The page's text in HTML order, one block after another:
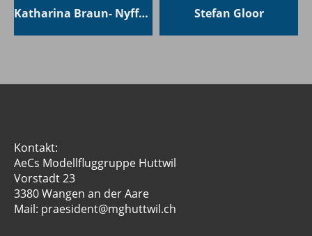
Katharina Braun- Nyffenegger Stefan Gloor
Kontakt:
AeCs Modellfluggruppe Huttwil
Vorstadt 23
3380 Wangen an der Aare
Mail: praesident@mghuttwil.ch